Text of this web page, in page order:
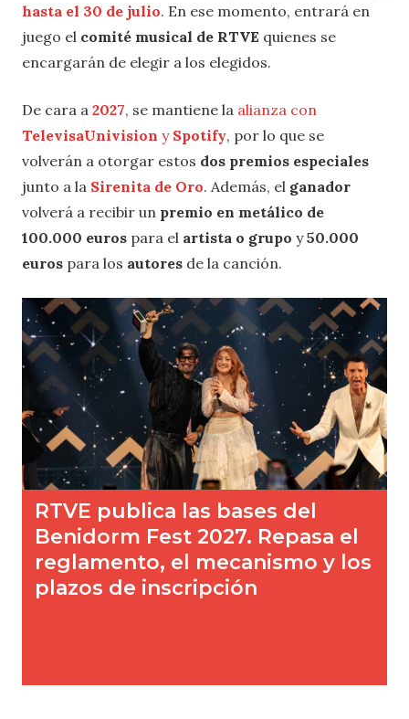
hasta el 30 de julio. En ese momento, entrará en
juego el comité musical de RTVE quienes se
encargarán de elegir a los elegidos.
De cara a 2027, se mantiene la alianza con
TelevisaUnivision y Spotify, por lo que se
volverán a otorgar estos dos premios especiales
junto a la Sirenita de Oro. Además, el ganador
volverá a recibir un premio en metálico de
100.000 euros para el artista o grupo y50.000
euros para los autores de la canción.